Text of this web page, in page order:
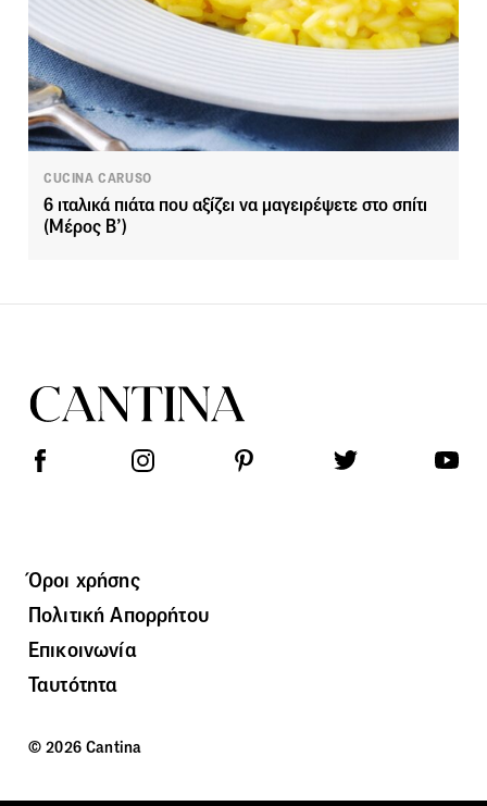
CUCINA CARUSO
6 ιταλικά πιάτα που αξίζει να μαγειρέψετε στο σπίτι
(Μέρος Β’)
Όροι χρήσης
Πολιτική Απορρήτου
Επικοινωνία
Ταυτότητα
© 2026 Cantina